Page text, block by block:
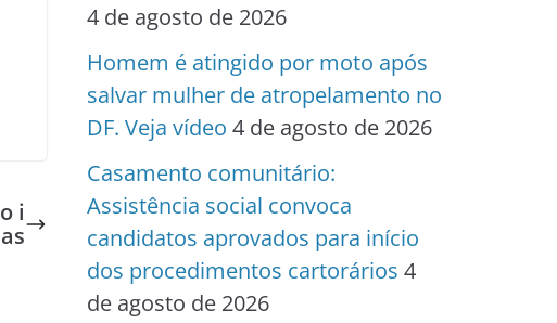
i
4 de agosto de 2026
Homem é atingido por moto após
salvar mulher de atropelamento no
DF. Veja vídeo 4 de agosto de 2026
Casamento comunitário:
Assistência social convoca
candidatos aprovados para início
dos procedimentos cartorários 4
de agosto de 2026